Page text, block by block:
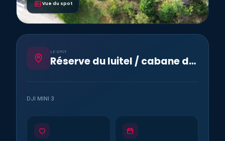
Vue du spot
LE SPOT
Réserve du luitel / cabane de l'accueil
DJI MINI 3